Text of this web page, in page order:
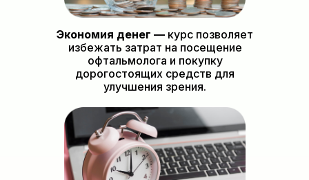
Экономия денег — курс позволяет
избежать затрат на посещение
офтальмолога и покупку
дорогостоящих средств для
улучшения зрения.